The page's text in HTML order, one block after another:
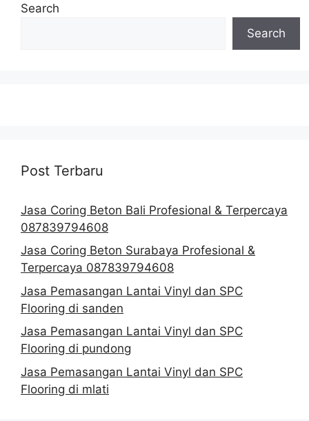
Search
Search
Post Terbaru
Jasa Coring Beton Bali Profesional & Terpercaya
087839794608
Jasa Coring Beton Surabaya Profesional &
Terpercaya 087839794608
Jasa Pemasangan Lantai Vinyl dan SPC
Flooring di sanden
Jasa Pemasangan Lantai Vinyl dan SPC
Flooring di pundong
Jasa Pemasangan Lantai Vinyl dan SPC
Flooring di mlati